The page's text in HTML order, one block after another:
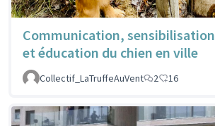
Communication, sensibilisation
et éducation du chien en ville
Collectif_LaTruffeAuVent
2 16